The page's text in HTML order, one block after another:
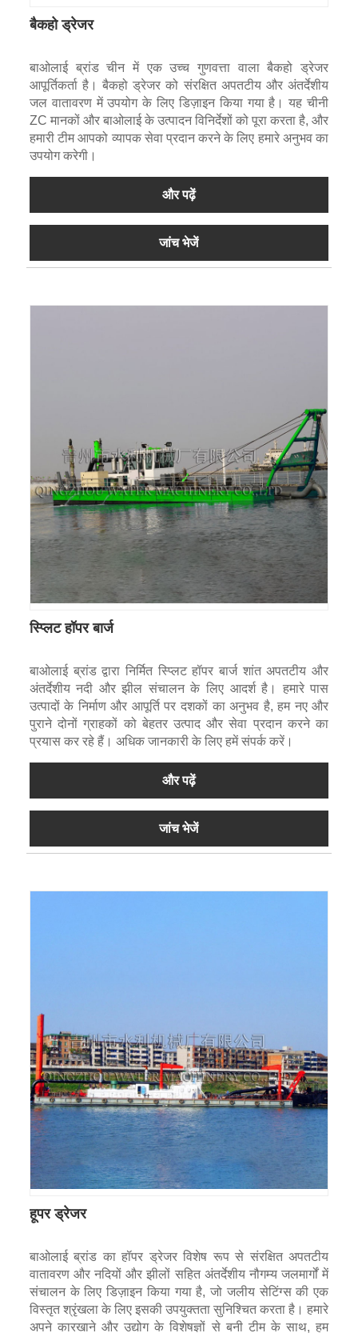
बैकहो ड्रेजर
बाओलाई ब्रांड चीन में एक उच्च गुणवत्ता वाला बैकहो ड्रेजर
आपूर्तिकर्ता है। बैकहो ड्रेजर को संरक्षित अपतटीय और अंतर्देशीय
जल वातावरण में उपयोग के लिए डिज़ाइन किया गया है। यह चीनी
ZC मानकों और बाओलाई के उत्पादन विनिर्देशों को पूरा करता है, और
हमारी टीम आपको व्यापक सेवा प्रदान करने के लिए हमारे अनुभव का
उपयोग करेगी।
और पढ़ें
जांच भेजें
स्प्लिट हॉपर बार्ज
बाओलाई ब्रांड द्वारा निर्मित स्प्लिट हॉपर बार्ज शांत अपतटीय और
अंतर्देशीय नदी और झील संचालन के लिए आदर्श है। हमारे पास
उत्पादों के निर्माण और आपूर्ति पर दशकों का अनुभव है, हम नए और
पुराने दोनों ग्राहकों को बेहतर उत्पाद और सेवा प्रदान करने का
प्रयास कर रहे हैं। अधिक जानकारी के लिए हमें संपर्क करें।
और पढ़ें
जांच भेजें
हूपर ड्रेजर
बाओलाई ब्रांड का हॉपर ड्रेजर विशेष रूप से संरक्षित अपतटीय
वातावरण और नदियों और झीलों सहित अंतर्देशीय नौगम्य जलमार्गों में
संचालन के लिए डिज़ाइन किया गया है, जो जलीय सेटिंग्स की एक
विस्तृत श्रृंखला के लिए इसकी उपयुक्तता सुनिश्चित करता है। हमारे
अपने कारखाने और उद्योग के विशेषज्ञों से बनी टीम के साथ, हम